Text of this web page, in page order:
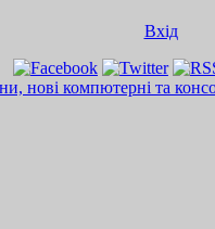
Вхід